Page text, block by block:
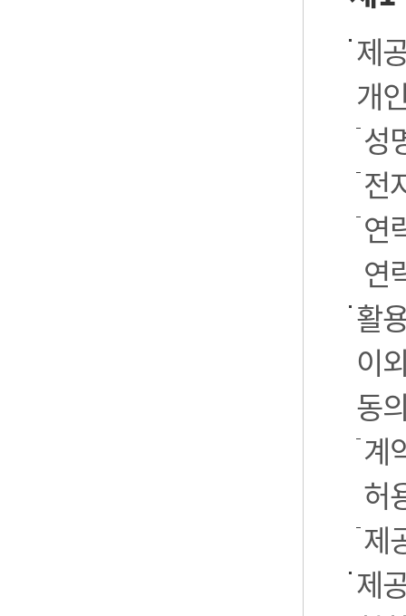
제
개
성
전
연
연
활
이
동
계
허
제
제